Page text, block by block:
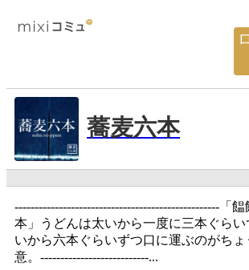
蕎麦六本
---------------------------------------------------「
本」うどんは太いから一度に三本ぐら
いから六本ぐらいずつ口に運ぶのがち
意。---------------------------...